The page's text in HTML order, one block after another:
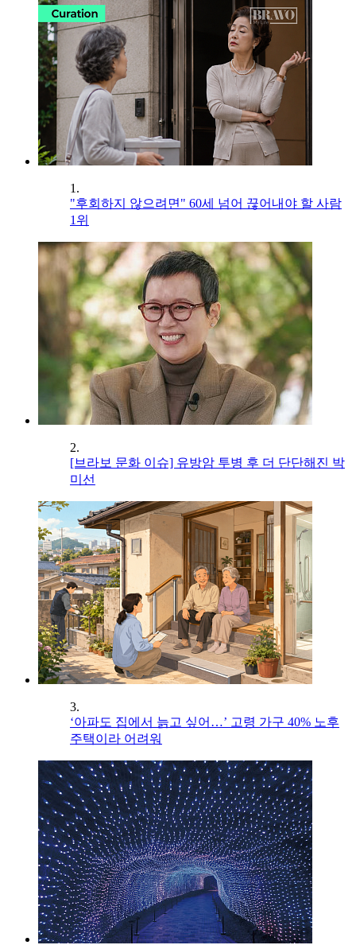
1.
"후회하지 않으려면" 60세 넘어 끊어내야 할 사람
1위
2.
[브라보 문화 이슈] 유방암 투병 후 더 단단해진 박
미선
3.
‘아파도 집에서 늙고 싶어…’ 고령 가구 40% 노후
주택이라 어려워